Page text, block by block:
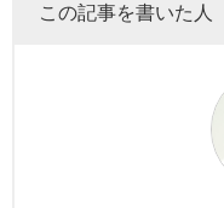
この記事を書いた人